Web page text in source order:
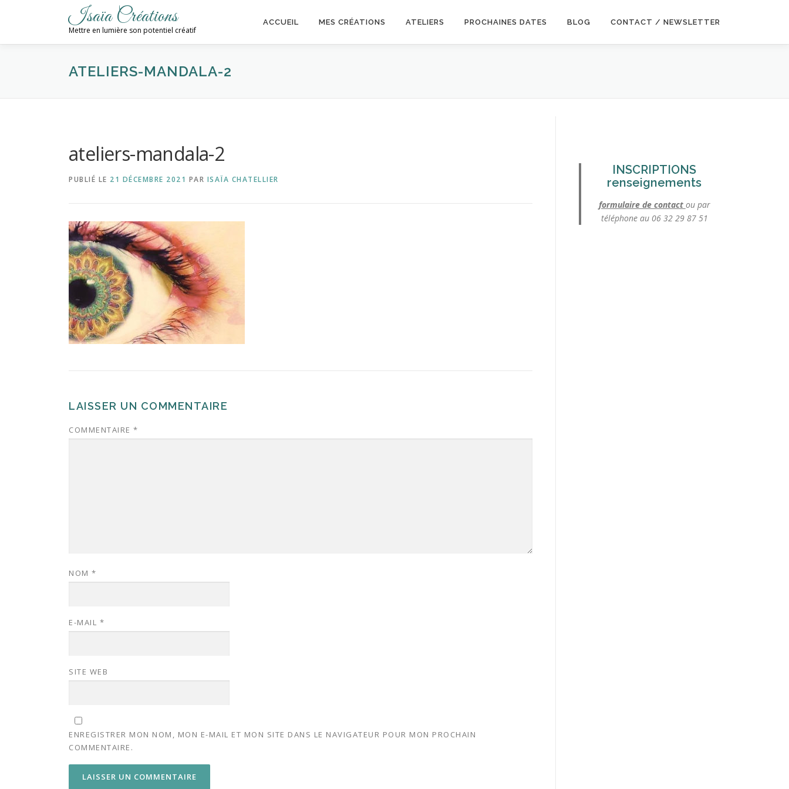
Isaïa Créations
Mettre en lumière son potentiel créatif
ACCUEIL MES CRÉATIONS ATELIERS PROCHAINES DATES BLOG CONTACT / NEWSLETTER
ATELIERS-MANDALA-2
ateliers-mandala-2
PUBLIÉ LE 21 DÉCEMBRE 2021 PAR ISAÏA CHATELLIER
LAISSER UN COMMENTAIRE
COMMENTAIRE *
NOM *
E-MAIL *
SITE WEB
ENREGISTRER MON NOM, MON E-MAIL ET MON SITE DANS LE NAVIGATEUR POUR MON PROCHAIN
COMMENTAIRE.
INSCRIPTIONS
renseignements
formulaire de contact ou par
téléphone au 06 32 29 87 51